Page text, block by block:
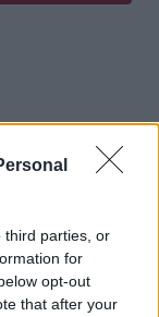
third parties, or
for
opt-out
that after your